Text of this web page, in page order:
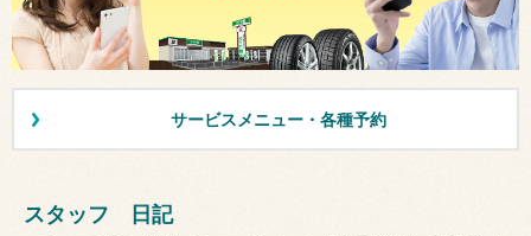
サービスメニュー・各種予約
スタッフ 日記